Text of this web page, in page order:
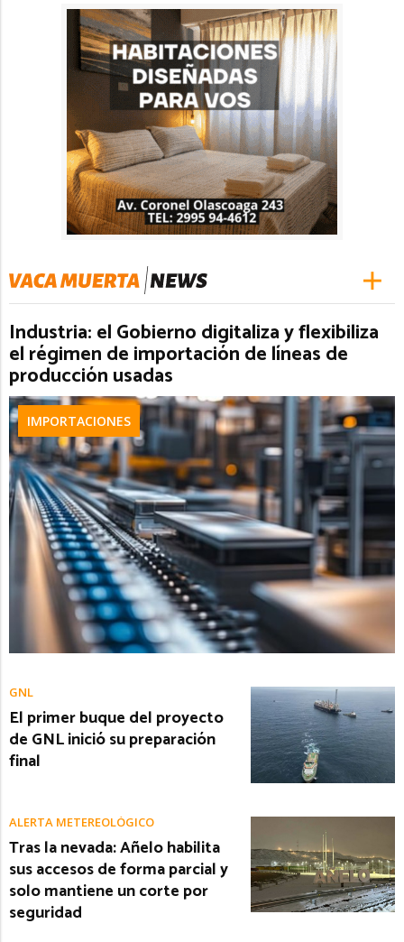
Industria: el Gobierno digitaliza y flexibiliza
el régimen de importación de líneas de
producción usadas
IMPORTACIONES
GNL
El primer buque del proyecto
de GNL inició su preparación
final
ALERTA METEREOLÓGICO
Tras la nevada: Añelo habilita
sus accesos de forma parcial y
solo mantiene un corte por
seguridad